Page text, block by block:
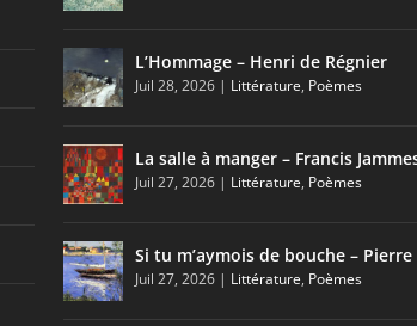
L’Hommage – Henri de Régnier
Juil 28, 2026 | Littérature, Poèmes
La salle à manger – Francis
Juil 27, 2026 | Littérature, Poèmes
Si tu m’aymois de bouche –
Juil 27, 2026 | Littérature, Poèmes